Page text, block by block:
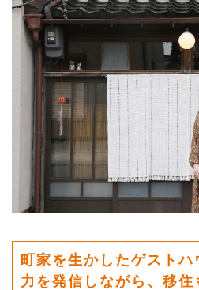
町家を生かしたゲスト
力を発信しながら、移住